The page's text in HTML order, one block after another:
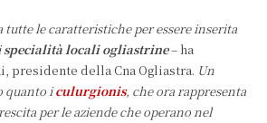
tutte le caratteristiche per essere inserita
specialità locali ogliastrine– ha
presidente della Cna Ogliastra. Un
quanto iculurgionis, che ora rappresenta
per le aziende che operano nel